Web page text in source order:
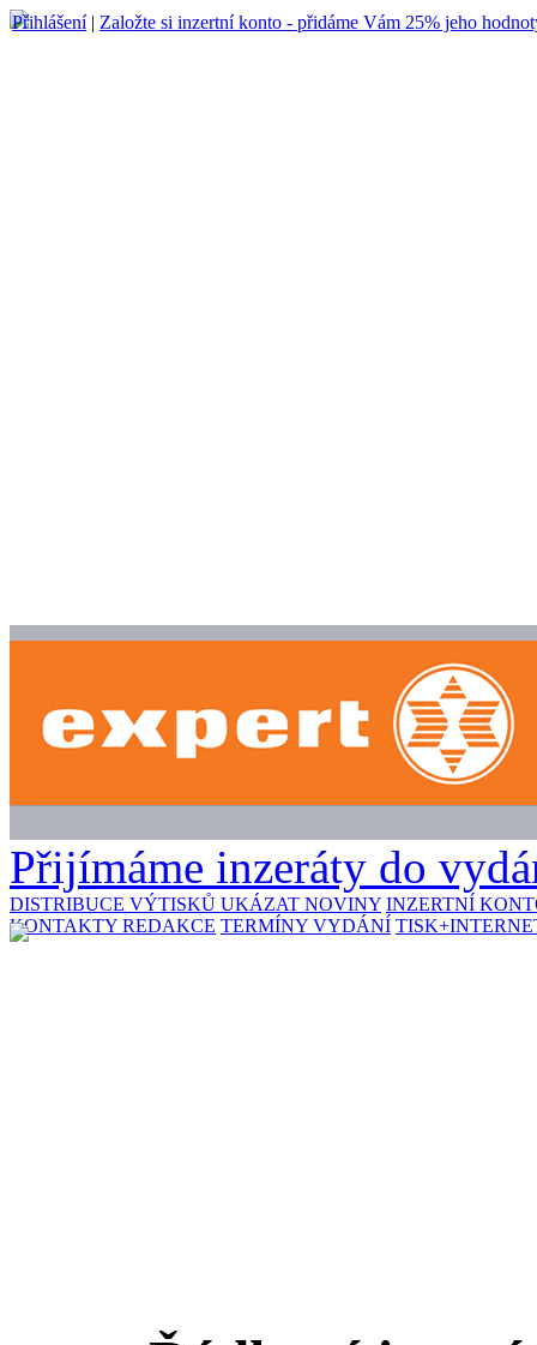
Přihlášení| Založte si inzertní konto - přidáme Vám 25% jeho
Přijímáme inzeráty do
DISTRIBUCE VÝTISKŮ UKÁZAT NOVINY INZERTNÍ
KONTAKTY REDAKCE TERMÍNY VYDÁNÍ